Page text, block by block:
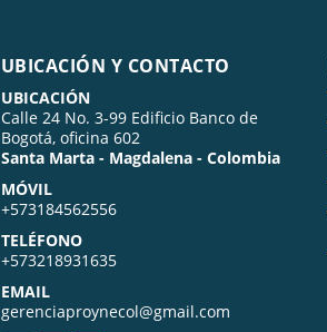
UBICACIÓN Y CONTACTO
UBICACIÓN
Calle 24 No. 3-99 Edificio Banco de
Bogotá, oficina 602
Santa Marta - Magdalena - Colombia
MÓVIL
+573184562556
TELÉFONO
+573218931635
EMAIL
gerenciaproynecol@gmail.com